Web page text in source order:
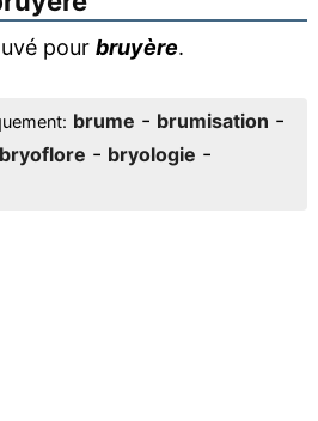
pour bruyère.
brume - brumisation -
bryoflore - bryologie -